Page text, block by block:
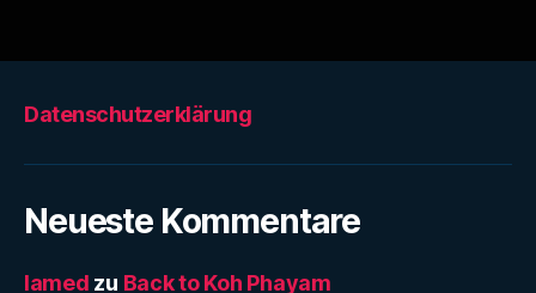
Datenschutzerklärung
Neueste Kommentare
lamed zu Back to Koh Phayam